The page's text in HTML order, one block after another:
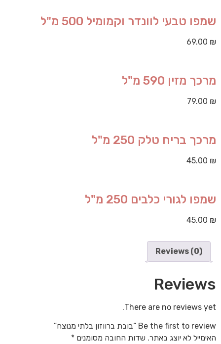
שמפו טבעי לוונדר וקמומיל 500 מ"ל
69.00 ₪
מרכך מזין 590 מ"ל
79.00 ₪
מרכך בריח טלק 250 מ"ל
45.00 ₪
שמפו לגורי כלבים 250 מ"ל
45.00 ₪
Reviews (0)
Reviews
There are no reviews yet.
Be the first to review “בובת ברווזון בלתי מנוצח”
האימייל לא יוצג באתר. שדות החובה מסומנים *